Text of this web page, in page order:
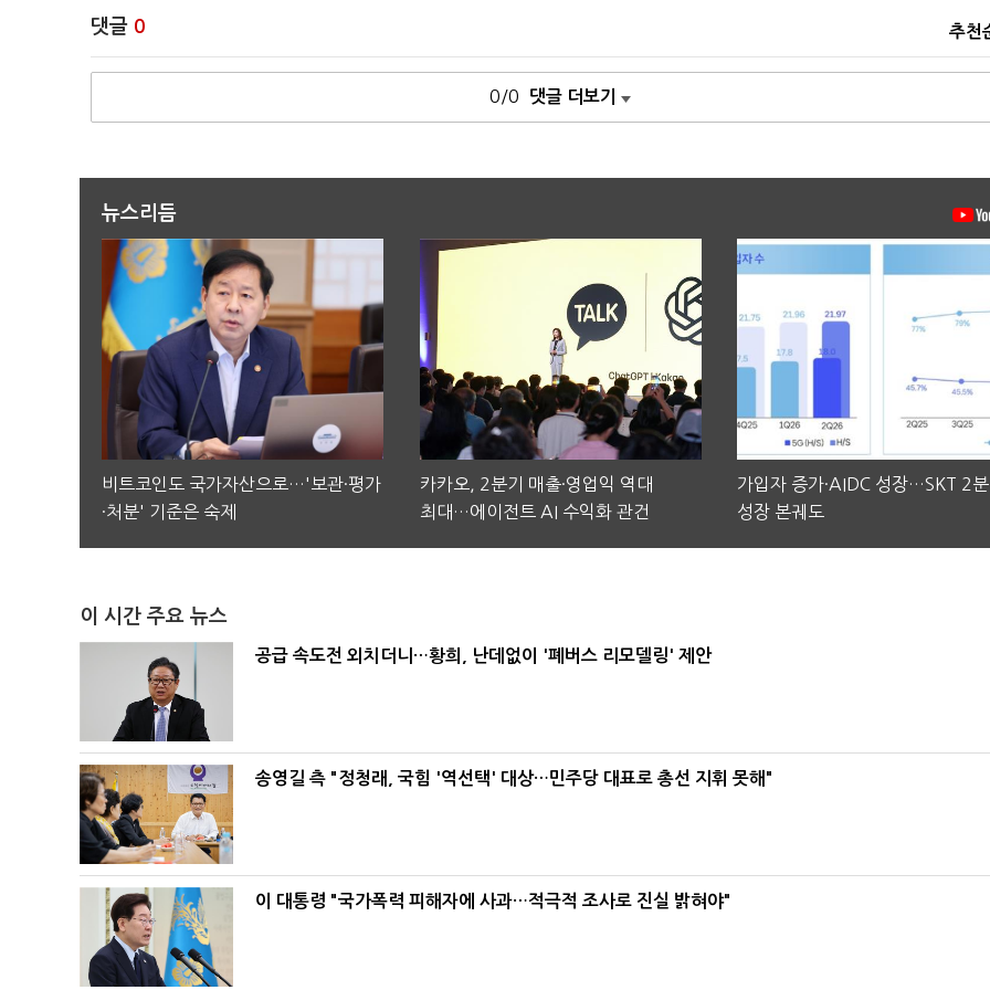
댓글 0 추천
0/0 댓글 더보기
뉴스리듬
비트코인도 국가자산으로…'보관·평가
·처분' 기준은 숙제
카카오, 2분기 매출·영업익 역대
최대…에이전트 AI 수익화 관건
가입자 증가·AIDC 성장…SKT 2
성장 본궤도
이 시간 주요 뉴스
공급 속도전 외치더니…황희, 난데없이 '폐버스 리모델링' 제안
송영길 측 "정청래, 국힘 '역선택' 대상…민주당 대표로 총선 지휘 못해"
이 대통령 "국가폭력 피해자에 사과…적극적 조사로 진실 밝혀야"